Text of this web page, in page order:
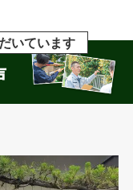
いています